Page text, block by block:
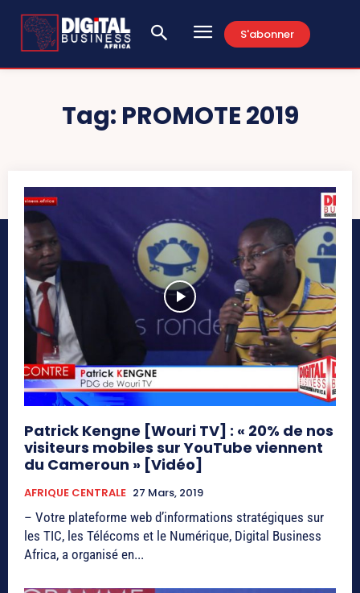
S'abonner
Tag: PROMOTE 2019
Patrick Kengne [Wouri TV] : « 20% de nos
visiteurs mobiles sur YouTube viennent
du Cameroun » [Vidéo]
AFRIQUE CENTRALE 27 Mars, 2019
– Votre plateforme web d’informations stratégiques sur
les TIC, les Télécoms et le Numérique, Digital Business
Africa, a organisé en...